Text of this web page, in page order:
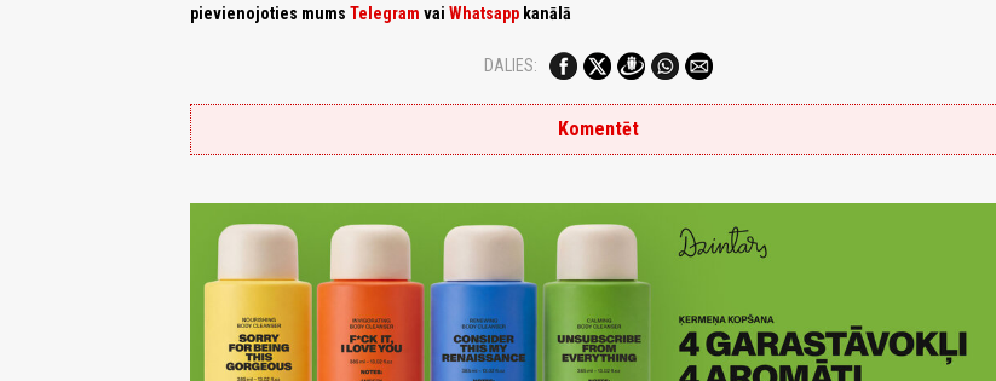
pievienojoties mums Telegram vai Whatsapp kanālā
DALIES:
Komentēt